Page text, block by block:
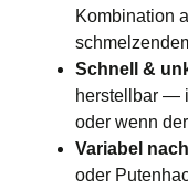
Kombination
Schnell &
herstellbar —
oder wenn
Variabel
oder